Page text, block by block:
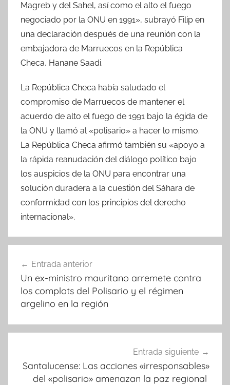
Magreb y del Sahel, así como el alto el fuego
negociado por la ONU en 1991», subrayó Filip en
una declaración después de una reunión con la
embajadora de Marruecos en la República
Checa, Hanane Saadi.
La República Checa había saludado el
compromiso de Marruecos de mantener el
acuerdo de alto el fuego de 1991 bajo la égida de
la ONU y llamó al «polisario» a hacer lo mismo.
La República Checa afirmó también su «apoyo a
la rápida reanudación del diálogo político bajo
los auspicios de la ONU para encontrar una
solución duradera a la cuestión del Sáhara de
conformidad con los principios del derecho
internacional».
de
entradas
Entrada anterior
Un ex-ministro mauritano arremete contra
los complots del Polisario y el régimen
argelino en la región
Entrada siguiente
Santalucense: Las acciones «irresponsables»
del «polisario» amenazan la paz regional